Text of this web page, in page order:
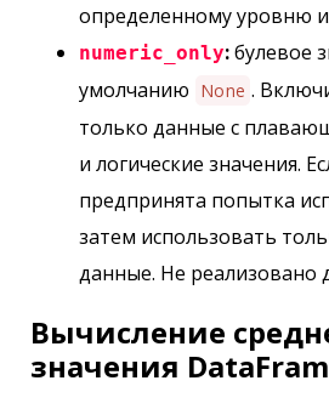
определенному уровню
numeric_only:булевое
умолчанию None .
только данные с
и логические значения.
предпринята попытка
затем использовать
данные. Не реализовано
Вычисление
значения